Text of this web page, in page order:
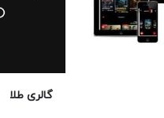
گالری طلا